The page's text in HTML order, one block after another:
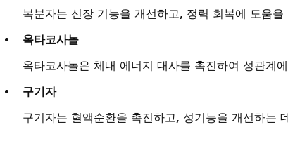
복분자는 신장 기능을 개선하고, 정력 회복에 도움
옥타코사놀
옥타코사놀은 체내 에너지 대사를 촉진하여 성관계
구기자
구기자는 혈액순환을 촉진하고, 성기능을 개선하는